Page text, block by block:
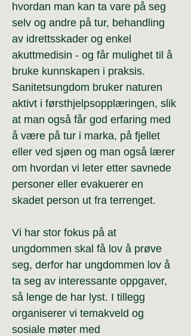
hvordan man kan ta vare på seg
selv og andre på tur, behandling
av idrettsskader og enkel
akuttmedisin - og får mulighet til å
bruke kunnskapen i praksis.
Sanitetsungdom bruker naturen
aktivt i førsthjelpsopplæringen, slik
at man også får god erfaring med
å være på tur i marka, på fjellet
eller ved sjøen og man også lærer
om hvordan vi leter etter savnede
personer eller evakuerer en
skadet person ut fra terrenget.
Vi har stor fokus på at
ungdommen skal få lov å prøve
seg, derfor har ungdommen lov å
ta seg av interessante oppgaver,
så lenge de har lyst. I tillegg
organiserer vi temakveld og
sosiale møter med